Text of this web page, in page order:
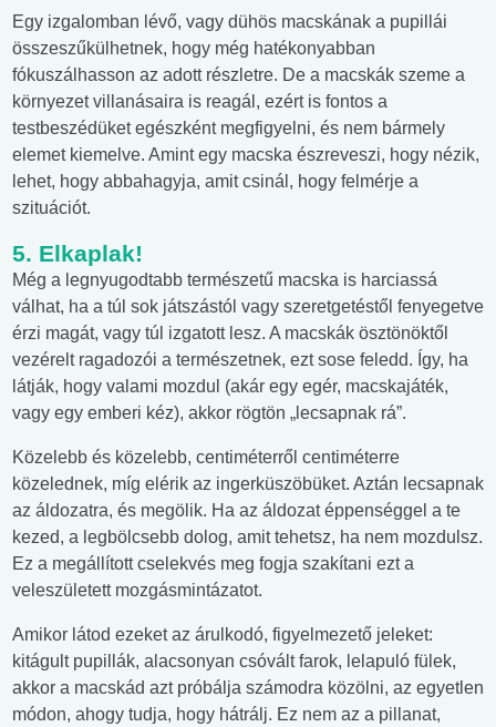
Egy izgalomban lévő, vagy dühös macskának a pupillái
összeszűkülhetnek, hogy még hatékonyabban
fókuszálhasson az adott részletre. De a macskák szeme a
környezet villanásaira is reagál, ezért is fontos a
testbeszédüket egészként megfigyelni, és nem bármely
elemet kiemelve. Amint egy macska észreveszi, hogy nézik,
lehet, hogy abbahagyja, amit csinál, hogy felmérje a
szituációt.
5. Elkaplak!
Még a legnyugodtabb természetű macska is harciassá
válhat, ha a túl sok játszástól vagy szeretgetéstől fenyegetve
érzi magát, vagy túl izgatott lesz. A macskák ösztönöktől
vezérelt ragadozói a természetnek, ezt sose feledd. Így, ha
látják, hogy valami mozdul (akár egy egér, macskajáték,
vagy egy emberi kéz), akkor rögtön „lecsapnak rá”.
Közelebb és közelebb, centiméterről centiméterre
közelednek, míg elérik az ingerküszöbüket. Aztán lecsapnak
az áldozatra, és megölik. Ha az áldozat éppenséggel a te
kezed, a legbölcsebb dolog, amit tehetsz, ha nem mozdulsz.
Ez a megállított cselekvés meg fogja szakítani ezt a
veleszületett mozgásmintázatot.
Amikor látod ezeket az árulkodó, figyelmezető jeleket:
kitágult pupillák, alacsonyan csóvált farok, lelapuló fülek,
akkor a macskád azt próbálja számodra közölni, az egyetlen
módon, ahogy tudja, hogy hátrálj. Ez nem az a pillanat,